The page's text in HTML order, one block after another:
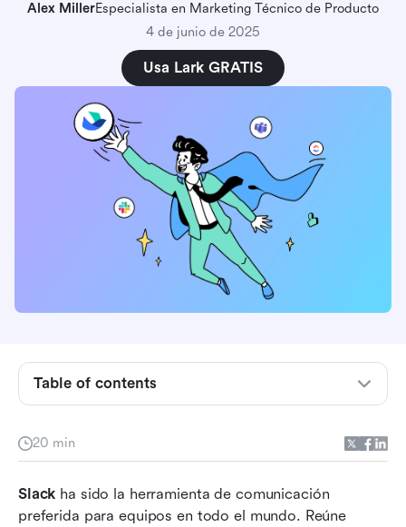
Alex MillerEspecialista en Marketing Técnico de Producto
4 de junio de 2025
Usa Lark GRATIS
20 min
Slack ha sido la herramienta de comunicación
preferida para equipos en todo el mundo. Reúne
Table of contents
Limitaciones de Slack y puntos problemáticos
para los usuarios
de Slack para tu equipo
Una mirada rápida a los principales
Microsoft Teams